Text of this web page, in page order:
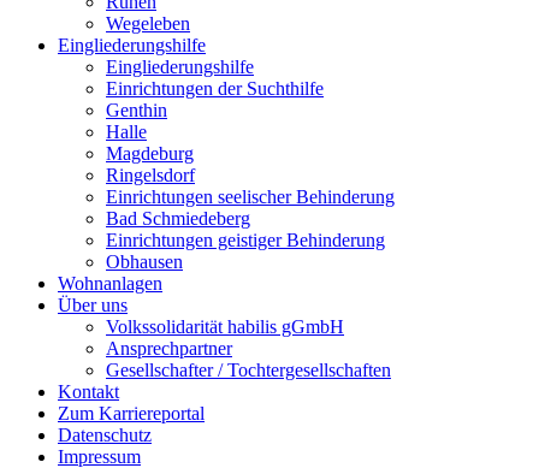
Wegeleben
Eingliederungshilfe
Eingliederungshilfe
Einrichtungen der Suchthilfe
Genthin
Halle
Magdeburg
Ringelsdorf
Einrichtungen seelischer Behinderung
Bad Schmiedeberg
Einrichtungen geistiger Behinderung
Obhausen
Wohnanlagen
Über uns
Volkssolidarität habilis gGmbH
Ansprechpartner
Gesellschafter / Tochtergesellschaften
Kontakt
Zum Karriereportal
Datenschutz
Impressum